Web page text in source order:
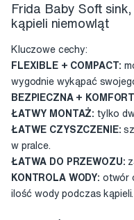
Frida Baby Soft
kąpieli niemowląt
Kluczowe cechy:
FLEXIBLE + COMPACT:
wygodnie wykąpać
BEZPIECZNA +
ŁATWY MONTAŻ: tylko
ŁATWE CZYSZCZENIE:
w pralce.
ŁATWA DO PRZEWOZU:
KONTROLA WODY: otwór
ilość wody podczas kąpieli.